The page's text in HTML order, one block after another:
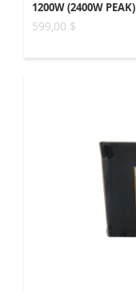
1200W (2400W PEAK)
599,00 $